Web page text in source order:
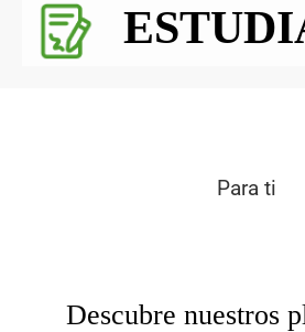
Para ti
Descubre nuestros